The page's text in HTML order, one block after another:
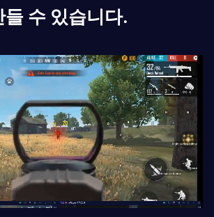
들 수 있습니다.